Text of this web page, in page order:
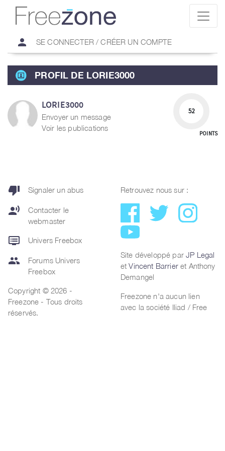
person SE CONNECTER / CRÉER UN COMPTE
PROFIL DE LORIE3000
LORIE3000
Envoyer un message
Voir les publications
52
POINTS
thumb_down Signaler un abus
record_voice_over
Contacter le
webmaster
dvr Univers Freebox
group
Forums Univers
Freebox
Copyright © 2026 -
Freezone - Tous droits
réservés.
Retrouvez nous sur :
Site développé parJP Legal
etVincent Barrieret Anthony
Demangel
Freezone n'a aucun lien
avec la société Iliad / Free